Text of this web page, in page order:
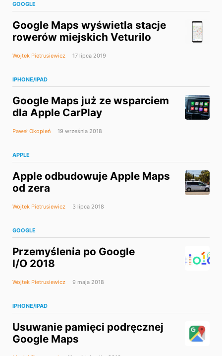
GOOGLE
Google Maps wyświetla stacje
rowerów miejskich Veturilo
Wojtek Pietrusiewicz 17 lipca 2019
IPHONE/IPAD
Google Maps już ze wsparciem
dla Apple CarPlay
Paweł Okopień 19 września 2018
APPLE
Apple odbudowuje Apple Maps
od zera
Wojtek Pietrusiewicz 3 lipca 2018
GOOGLE
Przemyślenia po Google
I/O 2018
Wojtek Pietrusiewicz 9 maja 2018
IPHONE/IPAD
Usuwanie pamięci podręcznej
Google Maps